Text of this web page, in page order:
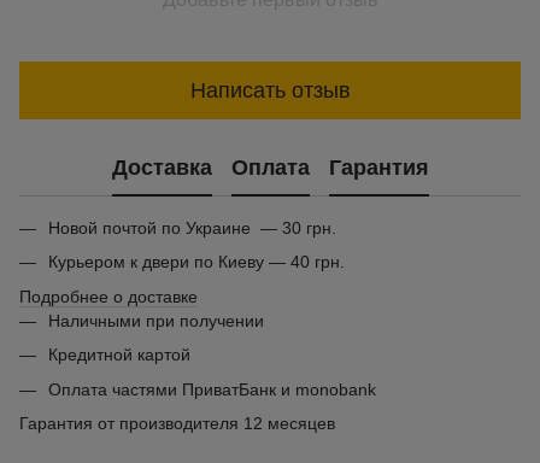
Написать отзыв
Доставка Оплата Гарантия
Новой почтой по Украине — 30 грн.
Курьером к двери по Киеву — 40 грн.
Подробнее о доставке
Наличными при получении
Кредитной картой
Оплата частями ПриватБанк и monobank
Гарантия от производителя 12 месяцев